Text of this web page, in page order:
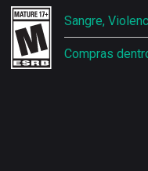
Sangre,
Compras